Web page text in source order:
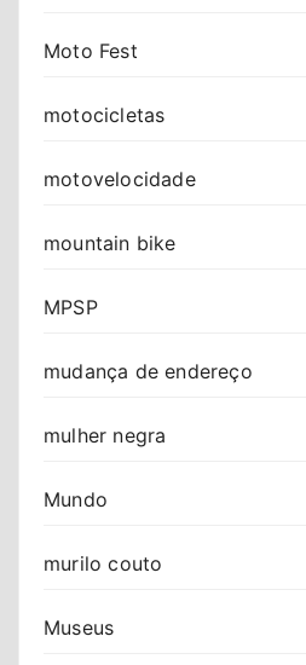
Moto Fest
motocicletas
motovelocidade
mountain bike
MPSP
mudança de endereço
mulher negra
Mundo
murilo couto
Museus